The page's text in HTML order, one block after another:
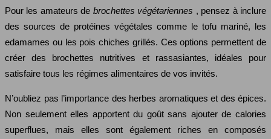
Pour les amateurs de brochettes végétariennes , pensez à inclure
des sources de protéines végétales comme le tofu mariné, les
edamames ou les pois chiches grillés. Ces options permettent de
créer des brochettes nutritives et rassasiantes, idéales pour
satisfaire tous les régimes alimentaires de vos invités.
N’oubliez pas l’importance des herbes aromatiques et des épices.
Non seulement elles apportent du goût sans ajouter de calories
superflues, mais elles sont également riches en composés